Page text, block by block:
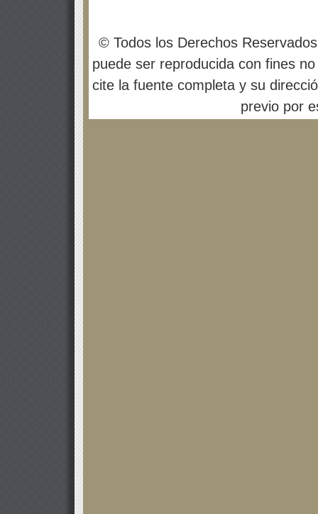
© Todos los Derechos
puede ser reproducida con fines
cite la fuente completa y su
previo por